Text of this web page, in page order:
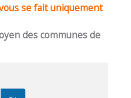
se fait uniquement
des communes de